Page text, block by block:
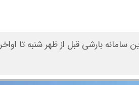
بارشی قبل از ظهر شنبه تا